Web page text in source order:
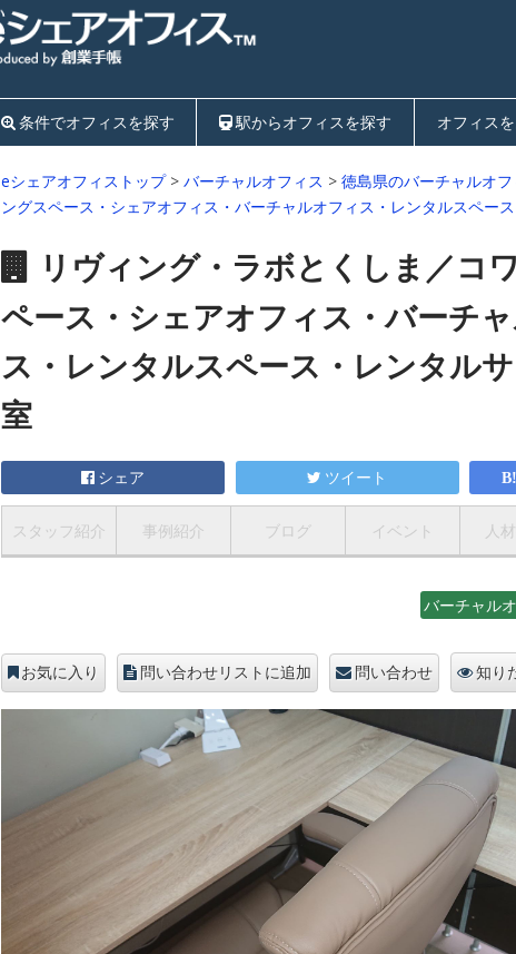
条件でオフィスを探す 駅からオフィスを探す オフィス
eシェアオフィストップ> バーチャルオフィス > 徳島県のバーチャルオフ
ングスペース・シェアオフィス・バーチャルオフィス・レンタルスペー
リヴィング・ラボとくしま／コ
ペース・シェアオフィス・バーチ
ス・レンタルスペース・レンタル
室
シェア ツイート
スタッフ紹介 事例紹介 ブログ イベント 人
バーチャル
お気に入り 問い合わせリストに追加 問い合わせ 知り